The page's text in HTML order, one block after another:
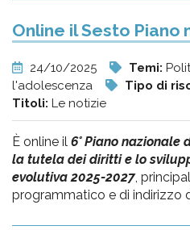
Online il Sesto Piano
24/10/2025 Temi:
l'adolescenza
Tipo di
Titoli: Le notizie
È online il 6° Piano nazionale
la tutela dei diritti e lo
evolutiva 2025-2027,
programmatico e di indirizzo